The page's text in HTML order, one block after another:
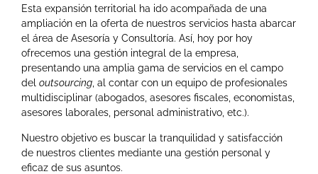
Esta expansión territorial ha ido acompañada de una
ampliación en la oferta de nuestros servicios hasta abarcar
el área de Asesoría y Consultoría. Así, hoy por hoy
ofrecemos una gestión integral de la empresa,
presentando una amplia gama de servicios en el campo
del outsourcing, al contar con un equipo de profesionales
multidisciplinar (abogados, asesores fiscales, economistas,
asesores laborales, personal administrativo, etc.).
Nuestro objetivo es buscar la tranquilidad y satisfacción
de nuestros clientes mediante una gestión personal y
eficaz de sus asuntos.